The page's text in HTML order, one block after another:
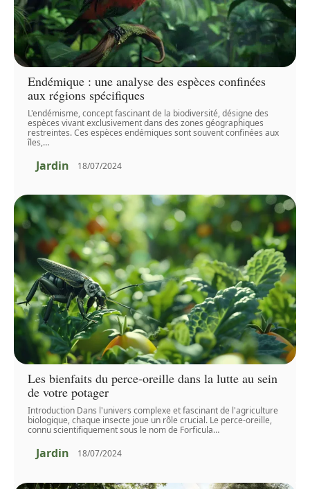
Endémique : une analyse des espèces confinées
aux régions spécifiques
L'endémisme, concept fascinant de la biodiversité, désigne des
espèces vivant exclusivement dans des zones géographiques
restreintes. Ces espèces endémiques sont souvent confinées aux
îles,…
Jardin 18/07/2024
Les bienfaits du perce-oreille dans la lutte au sein
de votre potager
Introduction Dans l'univers complexe et fascinant de l'agriculture
biologique, chaque insecte joue un rôle crucial. Le perce-oreille,
connu scientifiquement sous le nom de Forficula…
Jardin 18/07/2024